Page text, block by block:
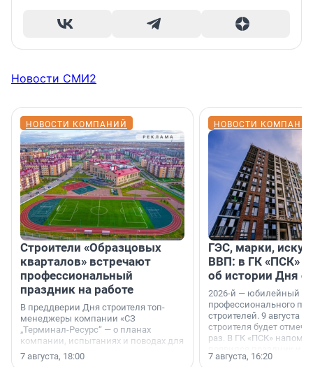
Новости СМИ2
НОВОСТИ КОМПАНИЙ
Строители «Образцовых
кварталов» встречают
профессиональный
праздник на работе
В преддверии Дня строителя топ-
менеджеры компании «СЗ
„Терминал-Ресурс“ — о планах
компании, испытаниях и поводах для
осторожного оптимизма.
7 августа, 18:00
НОВОСТИ
ГЭС, марки,
ВВП: в ГК «ПСК»
об истории Дня
2026-й — юбилейный
профессионального
строителей. 9 августа
строителя будет
раз. В ГК «ПСК»
поменялась роль
7 августа, 16:20